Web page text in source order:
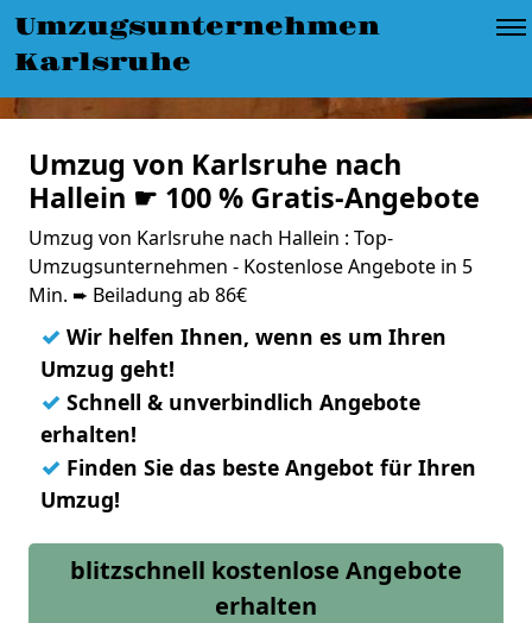
Umzugsunternehmen
Karlsruhe
Umzug von Karlsruhe nach
Hallein ☛ 100 % Gratis-Angebote
Umzug von Karlsruhe nach Hallein : Top-
Umzugsunternehmen - Kostenlose Angebote in 5
Min. ➨ Beiladung ab 86€
✓ Wir helfen Ihnen, wenn es um Ihren
Umzug geht!
✓ Schnell & unverbindlich Angebote
erhalten!
✓ Finden Sie das beste Angebot für Ihren
Umzug!
blitzschnell kostenlose Angebote
erhalten